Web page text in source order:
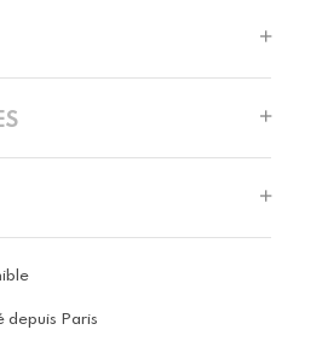
depuis Paris